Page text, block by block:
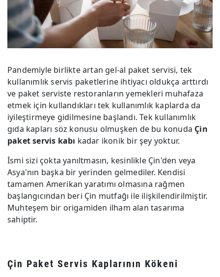
Pandemiyle birlikte artan gel-al paket servisi, tek
kullanımlık servis paketlerine ihtiyacı oldukça arttırdı
ve paket serviste restoranların yemekleri muhafaza
etmek için kullandıkları tek kullanımlık kaplarda da
iyileştirmeye gidilmesine başlandı. Tek kullanımlık
gıda kapları söz konusu olmuşken de bu konuda Çin
paket servis kabı kadar ikonik bir şey yoktur.
İsmi sizi çokta yanıltmasın, kesinlikle Çin'den veya
Asya'nın başka bir yerinden gelmediler. Kendisi
tamamen Amerikan yaratımı olmasına rağmen
başlangıcından beri Çin mutfağı ile ilişkilendirilmiştir.
Muhteşem bir origamiden ilham alan tasarıma
sahiptir.
Çin Paket Servis Kaplarının Kökeni